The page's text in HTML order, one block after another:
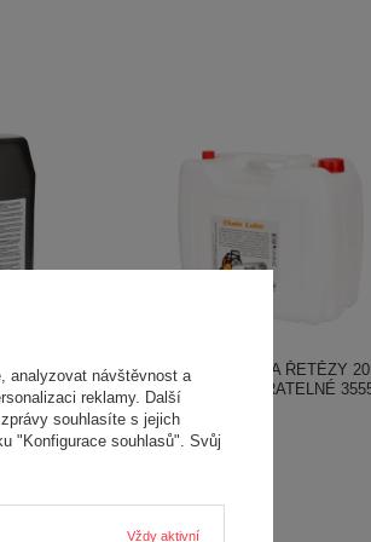
olej
taktní
pro
motory
OLEO-MAC MAZIVO NA ŘETĚZY
BIOLOGICKY ODBOURATELNÉ
2 740,00 Kč
analyzovat návštěvnost a
reklamy. Další
souhlasíte s jejich
"Konfigurace souhlasů". Svůj
Vždy aktivní